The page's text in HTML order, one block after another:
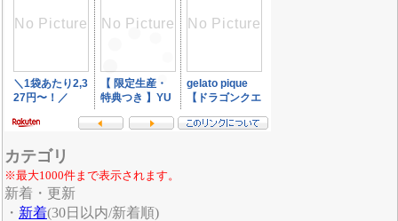
カテゴリ
※最大1000件まで表示されます。
新着・更新
・ 新着(30日以内/新着順)